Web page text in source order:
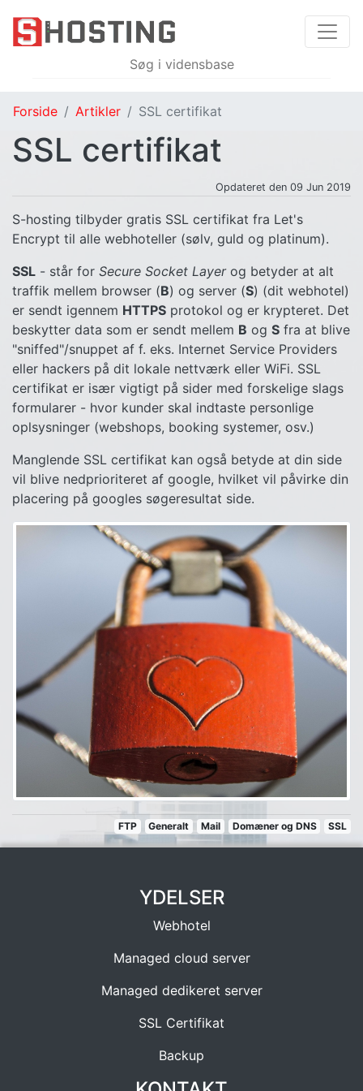
Forside Artikler SSL certifikat
SSL certifikat
Opdateret den 09 Jun 2019
S-hosting tilbyder gratis SSL certifikat fra Let's
Encrypt til alle webhoteller (sølv, guld og platinum).
SSL - står for Secure Socket Layerog betyder at alt
traffik mellem browser (B) og server (S) (dit webhotel)
er sendt igennem HTTPS protokol og er krypteret. Det
beskytter data som er sendt mellem B og S fra at blive
"sniffed"/snuppet af f. eks. Internet Service Providers
eller hackers på dit lokale nettværk eller WiFi. SSL
certifikat er især vigtigt på sider med forskelige slags
formularer - hvor kunder skal indtaste personlige
oplsysninger (webshops, booking systemer, osv.)
Manglende SSL certifikat kan også betyde at din side
vil blive nedprioriteret af google, hvilket vil påvirke din
placering på googles søgeresultat side.
FTP Generalt Mail Domæner og DNS SSL
YDELSER
Webhotel
Managed cloud server
Managed dedikeret server
SSL Certifikat
Backup